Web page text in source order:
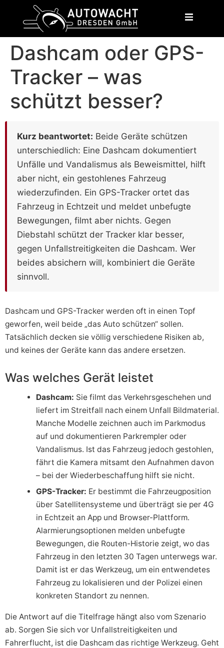
Dashcam oder GPS-
Tracker – was
schützt besser?
Kurz beantwortet: Beide Geräte schützen
unterschiedlich: Eine Dashcam dokumentiert
Unfälle und Vandalismus als Beweismittel, hilft
aber nicht, ein gestohlenes Fahrzeug
wiederzufinden. Ein GPS-Tracker ortet das
Fahrzeug in Echtzeit und meldet unbefugte
Bewegungen, filmt aber nichts. Gegen
Diebstahl schützt der Tracker klar besser,
gegen Unfallstreitigkeiten die Dashcam. Wer
beides absichern will, kombiniert die Geräte
sinnvoll.
Dashcam und GPS-Tracker werden oft in einen Topf
geworfen, weil beide „das Auto schützen“ sollen.
Tatsächlich decken sie völlig verschiedene Risiken ab,
und keines der Geräte kann das andere ersetzen.
Was welches Gerät leistet
Dashcam: Sie filmt das Verkehrsgeschehen und
liefert im Streitfall nach einem Unfall Bildmaterial.
Manche Modelle zeichnen auch im Parkmodus
auf und dokumentieren Parkrempler oder
Vandalismus. Ist das Fahrzeug jedoch gestohlen,
fährt die Kamera mitsamt den Aufnahmen davon
– bei der Wiederbeschaffung hilft sie nicht.
GPS-Tracker: Er bestimmt die Fahrzeugposition
über Satellitensysteme und überträgt sie per 4G
in Echtzeit an App und Browser-Plattform.
Alarmierungsoptionen melden unbefugte
Bewegungen, die Routen-Historie zeigt, wo das
Fahrzeug in den letzten 30 Tagen unterwegs war.
Damit ist er das Werkzeug, um ein entwendetes
Fahrzeug zu lokalisieren und der Polizei einen
konkreten Standort zu nennen.
Die Antwort auf die Titelfrage hängt also vom Szenario
ab. Sorgen Sie sich vor Unfallstreitigkeiten und
Fahrerflucht, ist die Dashcam das richtige Werkzeug. Geht